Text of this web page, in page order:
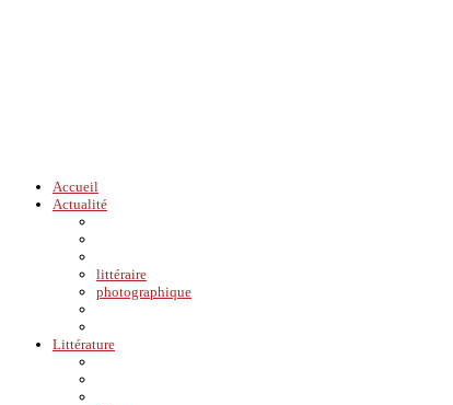
Accueil
Actualité
littéraire
photographique
Littérature